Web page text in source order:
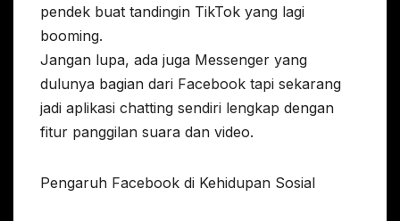
pendek buat tandingin TikTok yang lagi
booming.
Jangan lupa, ada juga Messenger yang
dulunya bagian dari Facebook tapi sekarang
jadi aplikasi chatting sendiri lengkap dengan
fitur panggilan suara dan video.
Pengaruh Facebook di Kehidupan Sosial